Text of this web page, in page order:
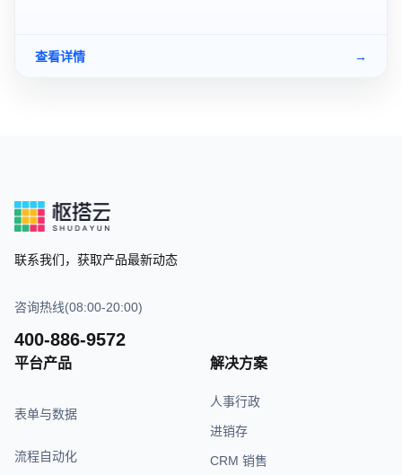
查看详情 →
联系我们，获取产品最新动态
咨询热线(08:00-20:00)
400-886-9572
平台产品
表单与数据
流程自动化
解决方案
人事行政
进销存
CRM 销售